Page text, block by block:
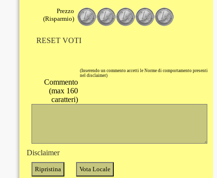
Prezzo
(Risparmio)
RESET VOTI
(Inserendo un commento accetti le Norme di comportamento presenti
nel disclaimer)
Commento
(max 160
caratteri)
Disclaimer